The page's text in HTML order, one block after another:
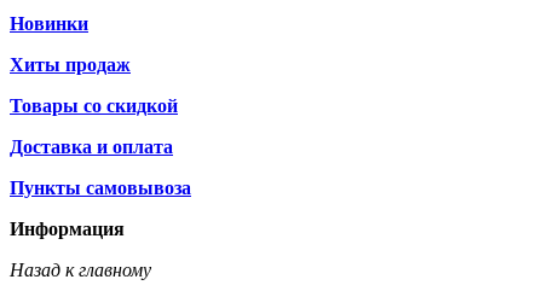
Новинки
Хиты продаж
Товары со скидкой
Доставка и оплата
Пункты самовывоза
Информация
Назад к главному